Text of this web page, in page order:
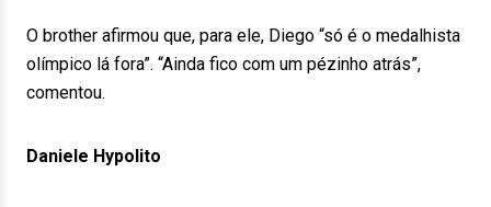
O brother afirmou que, para ele, Diego “só é o medalhista
olímpico lá fora”. “Ainda fico com um pézinho atrás”,
comentou.
Daniele Hypolito